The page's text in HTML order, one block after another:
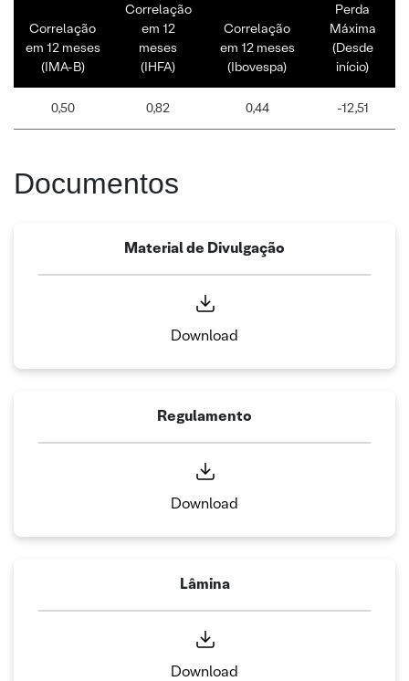
Correlação
em 12 meses
(IMA-B)
Correlação
em 12
meses
(IHFA)
Correlação
em 12 meses
(Ibovespa)
Perda
Máxima
(Desde
início)
0,50 0,82 0,44 -12,51
Documentos
Material de Divulgação
Download
Regulamento
Download
Lâmina
Download